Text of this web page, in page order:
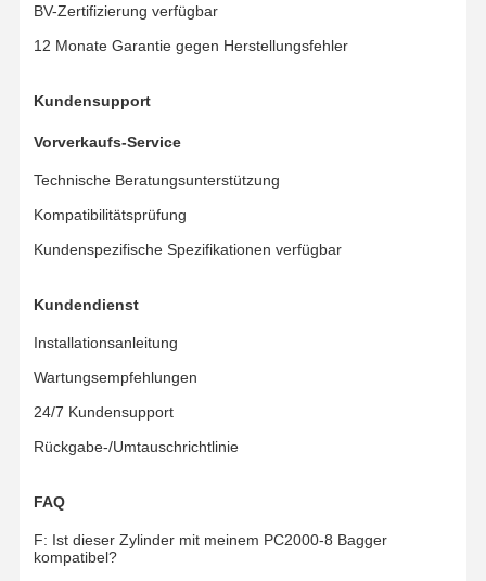
BV-Zertifizierung verfügbar
12 Monate Garantie gegen Herstellungsfehler
Kundensupport
Vorverkaufs-Service
Technische Beratungsunterstützung
Kompatibilitätsprüfung
Kundenspezifische Spezifikationen verfügbar
Kundendienst
Installationsanleitung
Wartungsempfehlungen
24/7 Kundensupport
Rückgabe-/Umtauschrichtlinie
FAQ
F: Ist dieser Zylinder mit meinem PC2000-8 Bagger
kompatibel?